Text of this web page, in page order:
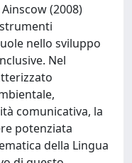
(2008)
nello sviluppo
Nel
comunicativa, la
potenziata
della Lingua